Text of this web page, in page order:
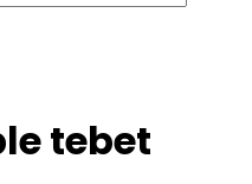
tebet